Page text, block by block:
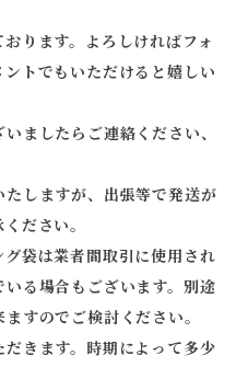
ります。よろしければフォ
トでもいただけると嬉しい
ましたらご連絡ください、
しますが、出張等で発送が
ださい。
袋は業者間取引に使用され
る場合もございます。別途
すのでご検討ください。
きます。時期によって多少